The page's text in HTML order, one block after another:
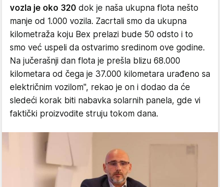
vozla je oko 320 dok je naša ukupna flota nešto
manje od 1.000 vozila. Zacrtali smo da ukupna
kilometraža koju Bex prelazi bude 50 odsto i to
smo već uspeli da ostvarimo sredinom ove godine.
Na jučerašnji dan flota je prešla blizu 68.000
kilometara od čega je 37.000 kilometara urađeno sa
električnim vozilom", rekao je on i dodao da će
sledeći korak biti nabavka solarnih panela, gde vi
faktički proizvodite struju tokom dana.